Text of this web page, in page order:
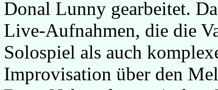
Donal Lunny gearbeitet.
Live-Aufnahmen, die die
Solospiel als auch
Improvisation über den